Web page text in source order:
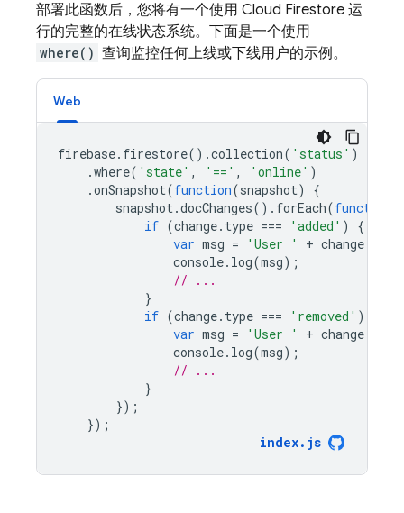
部署此函数后，您将有一个使用 Cloud Firestore 运
行的完整的在线状态系统。下面是一个使用
where() 查询监控任何上线或下线用户的示例。
Web
firebase. firestore().collection( 'status' )
.where( 'state' , '==' , 'online' )
.onSnapshot(function(snapshot)
{
snapshot.docChanges(). forEach(function
if (change. type === 'added' )
{
var msg = 'User ' + change
console. log(msg);
// ...
}
if (change. type === 'removed' )
var msg = 'User ' + change
console. log(msg);
// ...
}
});
});
index. js